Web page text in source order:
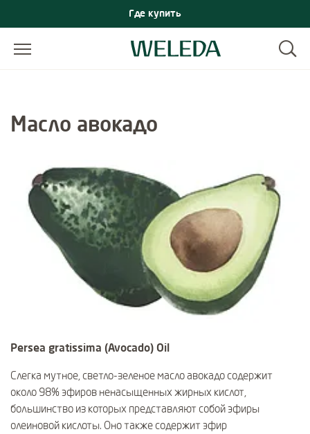
Где купить
Масло авокадо
Persea gratissima (Avocado) Oil
Слегка мутное, светло-зеленое масло авокадо содержит
около 98% эфиров ненасыщенных жирных кислот,
большинство из которых представляют собой эфиры
олеиновой кислоты. Оно также содержит эфир